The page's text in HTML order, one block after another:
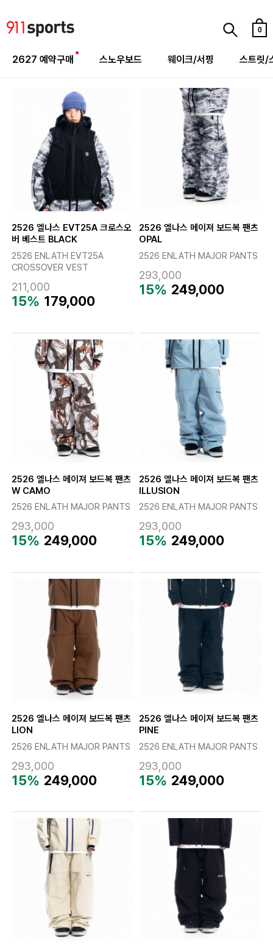
0
2627 예약구매 스노우보드 웨이크/서핑 스트릿/
2526 엘나스 EVT25A 크로스오
버 베스트 BLACK
2526 ENLATH EVT25A
CROSSOVER VEST
211,000
15% 179,000
2526 엘나스 메이져 보드복 팬츠
OPAL
2526 ENLATH MAJOR PANTS
293,000
15% 249,000
2526 엘나스 메이져 보드복 팬츠
W CAMO
2526 ENLATH MAJOR PANTS
293,000
15% 249,000
2526 엘나스 메이져 보드복 팬츠
ILLUSION
2526 ENLATH MAJOR PANTS
293,000
15% 249,000
2526 엘나스 메이져 보드복 팬츠
LION
2526 ENLATH MAJOR PANTS
293,000
15% 249,000
2526 엘나스 메이져 보드복 팬츠
PINE
2526 ENLATH MAJOR PANTS
293,000
15% 249,000